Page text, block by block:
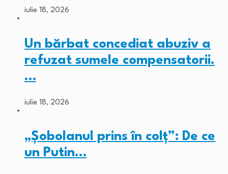
iulie 18, 2026
Un bărbat concediat abuziv a
refuzat sumele compensatorii.
…
iulie 18, 2026
„Șobolanul prins în colț”: De ce
un Putin…